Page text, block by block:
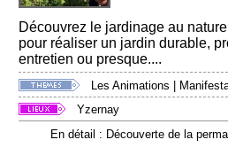
Découvrez le jardinage au
pour réaliser un jardin durable,
entretien ou presque....
Les Animations |
Yzernay
En détail : Découverte de la